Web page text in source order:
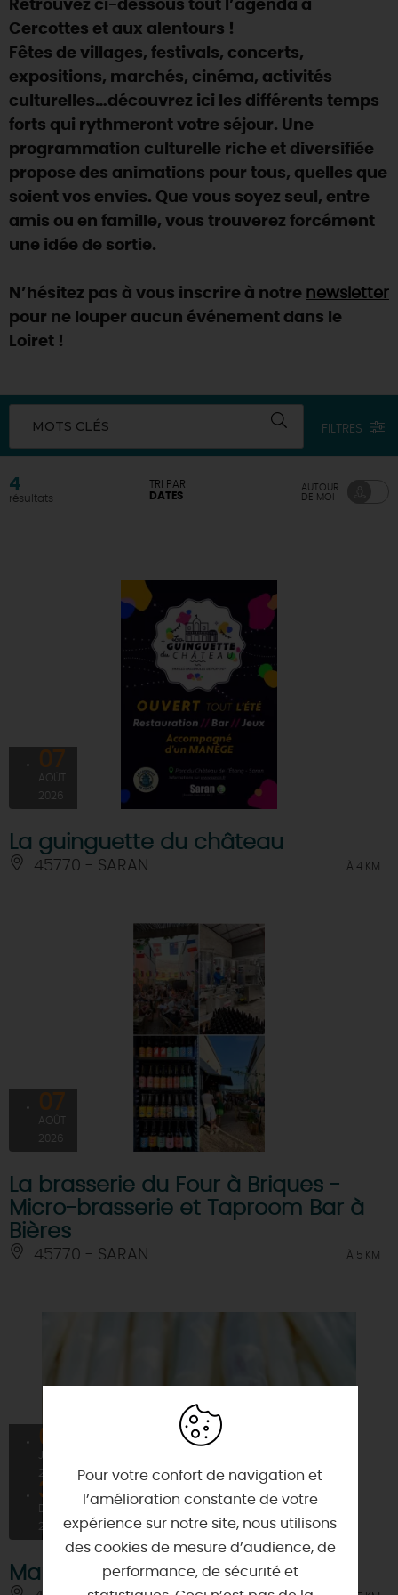
TOUTES LES ACTIVITÉS
Visitesgourmandeset créatives
Vins etvignobles
Chic,une aire de pique-nique
Par ici les guinguettes
Que rapporter du Loiret ?
La Route desMétiers d'Art
TOUT L'ART DE VIVRE
Des vacances auprès des animaux 🐎
(re)Découvrir les coulisses de la Faïencerie de
Gien !
Expérimenterles parcours Baludik 🕵️
Une saison de festivals 🎉
Rendez-vous de la nature en 2026
Des sorties en famille dans le Loiret !
Programme des animations "Loiret au fil de l'eau"
Où sortir ?
CE WEEK-END
TOUT L'AGENDA
SE REPÉRER,SE DÉPLACER
INFOS &SERVICES
RÉSERVER MAINTENANT
Retrouvez ci-dessous tout l’agenda à
Cercottes et aux alentours !
Fêtes de villages, festivals, concerts,
expositions, marchés, cinéma, activités
culturelles…découvrez ici les différents temps
forts qui rythmeront votre séjour. Une
programmation culturelle riche et diversifiée
propose des animations pour tous, quelles que
soient vos envies. Que vous soyez seul, entre
amis ou en famille, vous trouverez forcément
une idée de sortie.
N’hésitez pas à vous inscrire à notre newsletter
pour ne louper aucun événement dans le
Loiret !
MOTS CLÉS FILTRES
4
résultats
TRI PAR
DATES
AUTOUR
DE MOI
07
AOÛT
2026
La guinguette du château
45770 - SARAN À 4 KM
07
AOÛT
2026
La brasserie du Four à Briques -
Micro-brasserie et Taproom Bar à
Bières
45770 - SARAN À 5 KM
01
2026
31
2026
Marché de Chevilly - Vendredi
Pour votre confort de navigation et
l’amélioration constante de votre
expérience sur notre site, nous utilisons
des cookies de mesure d’audience, de
performance, de sécurité et